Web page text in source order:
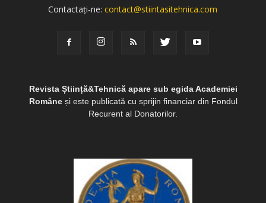
Contactați-ne:contact@stiintasitehnica.com
Revista Știință&Tehnică apare sub egida Academiei
Româneși este publicată cu sprijin financiar din Fondul
Recurent al Donatorilor.